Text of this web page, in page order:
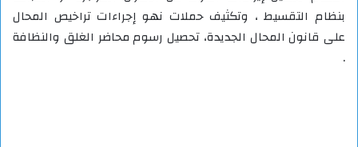
بنظام التقسيط ، وتكثيف حملات نهو إجراءات تراخيص المحال
على قانون المحال الجديدة، تحصيل رسوم محاضر الغلق والنظافة
.